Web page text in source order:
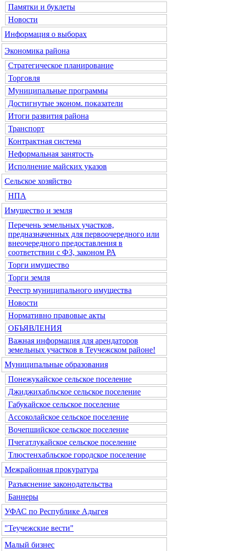
Памятки и буклеты
Новости
Информация о выборах
Экономика района
Стратегическое планирование
Торговля
Муниципальные программы
Достигнутые эконом. показатели
Итоги развития района
Транспорт
Контрактная система
Неформальная занятость
Исполнение майских указов
Сельское хозяйство
НПА
Имущество и земля
Перечень земельных участков,
предназначенных для первоочередного или
внеочередного предоставления в
соответствии с ФЗ, законом РА
Торги имущество
Торги земля
Реестр муниципального имущества
Новости
Нормативно правовые акты
ОБЪЯВЛЕНИЯ
Важная информация для арендаторов
земельных участков в Теучежском районе!
Муниципальные образования
Понежукайское сельское поселение
Джиджихабльское сельское поселение
Габукайское сельское поселение
Ассоколайское сельское поселение
Вочепшийское сельское поселение
Пчегатлукайское сельское поселение
Тлюстенхабльское городское поселение
Межрайонная прокуратура
Разъяснение законодательства
Баннеры
УФАС по Республике Адыгея
"Теучежские вести"
Малый бизнес